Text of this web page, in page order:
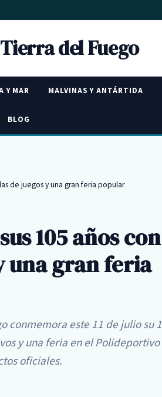
del Fuego
Y MAR MALVINAS Y ANTÁRTIDA
BLOG
de juegos y una gran feria popular
105 años con
una gran feria
conmemora este 11 de julio su
y una feria en el
oficiales.